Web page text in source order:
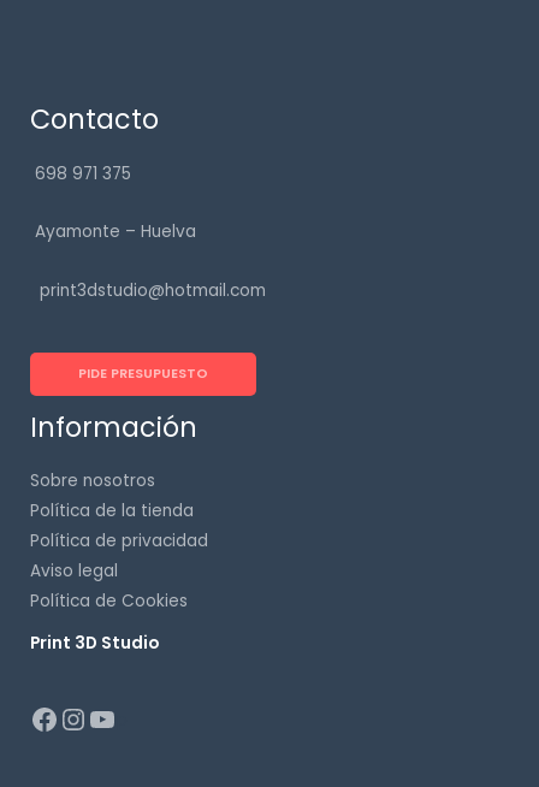
Contacto
698 971 375
Ayamonte – Huelva
print3dstudio@hotmail.com
PIDE PRESUPUESTO
Información
Sobre nosotros
Política de la tienda
Política de privacidad
Aviso legal
Política de Cookies
Print 3D Studio